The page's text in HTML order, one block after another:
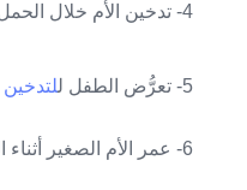
4- تدخين الأم خلال الحمل حيث إن التدخين يزيد من فرصة حدوث الموت المفاجئ عند الرضيع بحوالي ثلاثة أضعاف.
5- تعرُّض الطفل ل
6- عمر الأم الصغير أثناء الحمل (أقلّ من 20 سنة).